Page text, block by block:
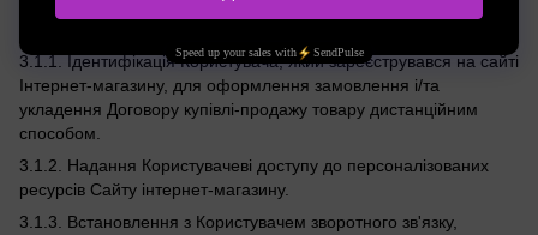
3.1. Адміністрація сайту інтернет - магазину може
3.1.1. Ідентифікація Користувача, який зареєструвався на сайті
Інтернет-магазину, для оформлення замовлення і/та
укладення Договору купівлі-продажу товару дистанційним
способом.
3.1.2. Надання Користувачеві доступу до персоналізованих
ресурсів Сайту інтернет-магазину.
3.1.3. Встановлення з Користувачем зворотного зв'язку,